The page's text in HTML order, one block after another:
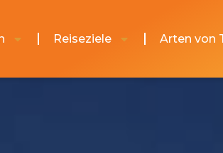
Reiseziele Arten von